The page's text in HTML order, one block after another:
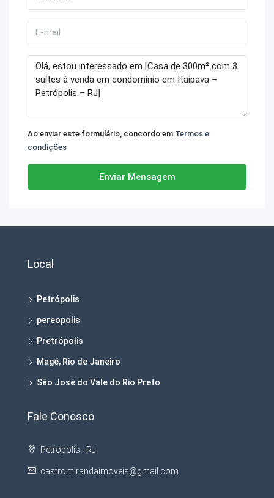
Ao enviar este formulário, concordo em Termos e
condições
Enviar Mensagem
Local
Petrópolis
pereopolis
Pretrópolis
Magé, Rio de Janeiro
São José do Vale do Rio Preto
Fale Conosco
Petrópolis - RJ
castromirandaimoveis@gmail.com